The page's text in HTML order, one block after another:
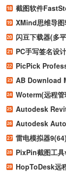
截图软件
XMind思维导
闪豆下载器(多
PC手写签名设
PicPick
AB Download
Woterm(远程
Autodesk
Autodesk
雷电模拟器
PixPin截图工
HopToDesk远